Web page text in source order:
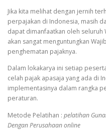
Jika kita melihat dengan jernih
perpajakan di Indonesia, masih
dapat dimanfaatkan oleh seluruh
akan sangat menguntungkan
penghematan pajaknya.
Dalam lokakarya ini setiap
celah pajak apasaja yang ada di
implementasinya dalam rangka
peraturan.
Metode Pelatihan : pelatihan
Dengan Perusahaan online